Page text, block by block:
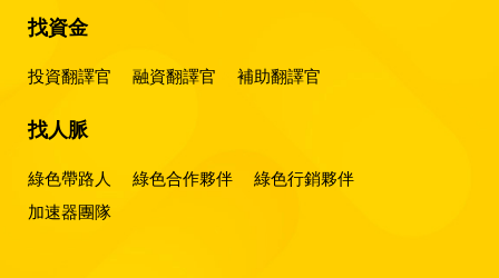
找資金
投資翻譯官 融資翻譯官 補助翻譯官
找人脈
綠色帶路人 綠色合作夥伴
綠色行銷夥伴
加速器團隊